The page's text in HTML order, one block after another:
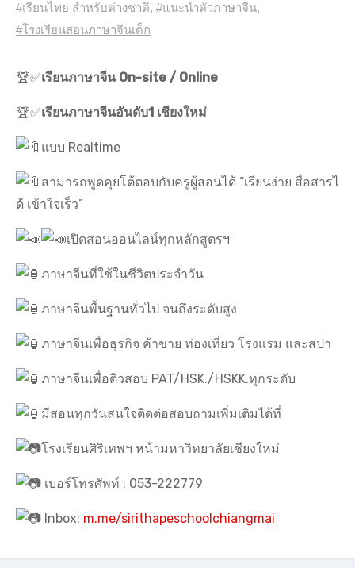
#เรียนไทย สำหรับต่างชาติ, #แนะนำตัวภาษาจีน,
#โรงเรียนสอนภาษาจีนเด็ก
🏆✅เรียนภาษาจีน On-site / Online
🏆✅เรียนภาษาจีนอันดับ1 เชียงใหม่
แบบ Realtime
สามารถพูดคุยโต้ตอบกับครูผู้สอนได้ “เรียนง่าย สื่อสารไ
ด้ เข้าใจเร็ว”
เปิดสอนออนไลน์ทุกหลักสูตรฯ
ภาษาจีนที่ใช้ในชีวิตประจำวัน
ภาษาจีนพื้นฐานทั่วไป จนถึงระดับสูง
ภาษาจีนเพื่อธุรกิจ ค้าขาย ท่องเที่ยว โรงแรม และสปา
ภาษาจีนเพื่อติวสอบ PAT/HSK./HSKK.ทุกระดับ
มีสอนทุกวันสนใจติดต่อสอบถามเพิ่มเติมได้ที่
โรงเรียนศิริเทพฯ หน้ามหาวิทยาลัยเชียงใหม่
เบอร์โทรศัพท์ : 053-222779
Inbox: m.me/sirithapeschoolchiangmai